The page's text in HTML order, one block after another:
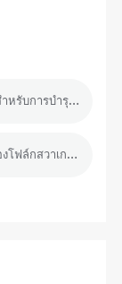
upper： ปลดล็อกความสะดวกสบาย: ลิฟต์เตี้ยสำหรับการบำรุงรักษารถยนต์
lower： การสำรวจเครื่องมือวิเคราะห์ปัญหาของโฟล์กสวาเกน: ปัญหาทั่วไปและวิธีการแก้ไข